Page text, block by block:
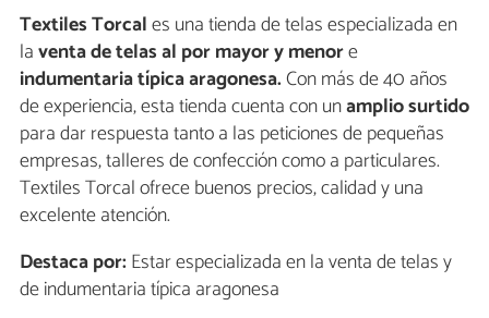
Textiles Torcales una tienda de telas especializada en
laventa de telas al por mayor y menore
indumentaria típica aragonesa.Con más de 40 años
de experiencia, esta tienda cuenta con unamplio surtido
para dar respuesta tanto a las peticiones de pequeñas
empresas, talleres de confección como a particulares.
Textiles Torcal ofrece buenos precios, calidad y una
excelente atención.
Destaca por:Estar especializada en la venta de telas y
de indumentaria típica aragonesa